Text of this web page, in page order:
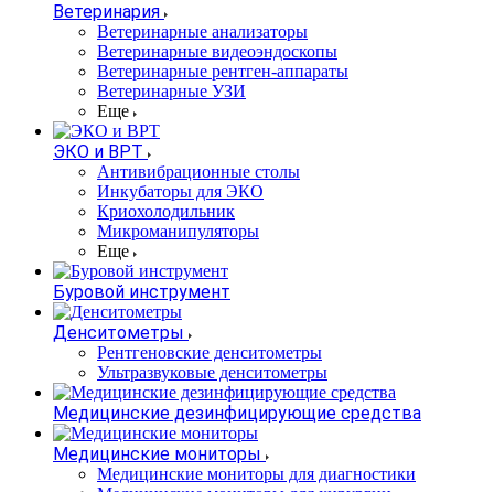
Ветеринария
Ветеринарные анализаторы
Ветеринарные видеоэндоскопы
Ветеринарные рентген-аппараты
Ветеринарные УЗИ
Еще
ЭКО и ВРТ
Антивибрационные столы
Инкубаторы для ЭКО
Криохолодильник
Микроманипуляторы
Еще
Буровой инструмент
Денситометры
Рентгеновские денситометры
Ультразвуковые денситометры
Медицинские дезинфицирующие средства
Медицинские мониторы
Медицинские мониторы для диагностики